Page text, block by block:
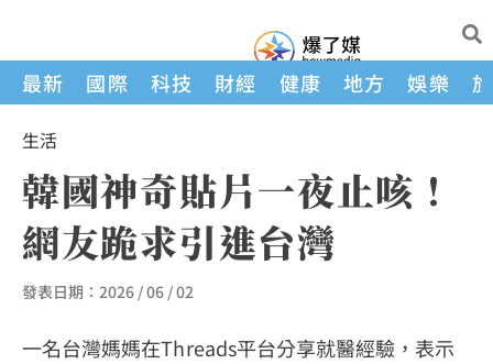
最新 國際 科技 財經 健康 地方 娛樂
生活
韓國神奇貼片一夜止咳！
網友跪求引進台灣
發表日期： 2026 / 06 / 02
一名台灣媽媽在Threads平台分享就醫經驗，表示